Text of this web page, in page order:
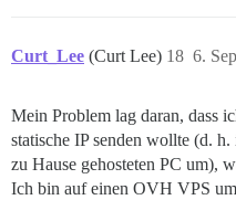
Curt_Lee (Curt Lee) 6.
18
Mein Problem lag daran, dass
statische IP senden wollte (d.
zu Hause gehosteten PC um),
Ich bin auf einen OVH VPS